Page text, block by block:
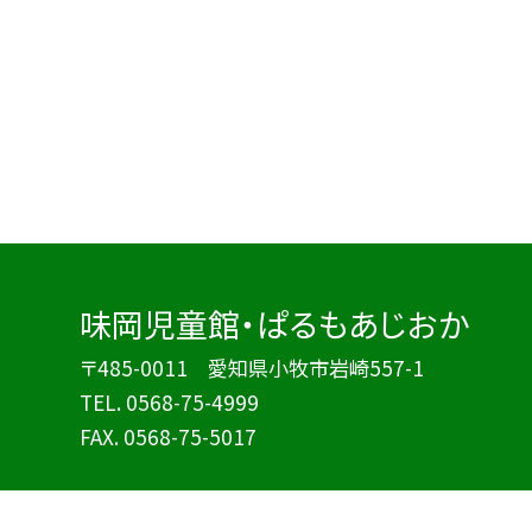
味岡児童館・ぱるもあじおか
〒485-0011 愛知県小牧市岩崎557-1
TEL. 0568-75-4999
FAX. 0568-75-5017